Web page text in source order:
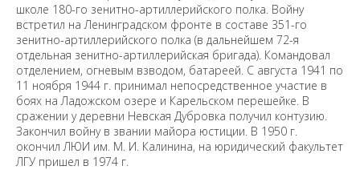
школе 180-го зенитно-артиллерийского полка. Войну
встретил на Ленинградском фронте в составе 351-го
зенитно-артиллерийского полка (в дальнейшем 72-я
отдельная зенитно-артиллерийская бригада). Командовал
отделением, огневым взводом, батареей. С августа 1941 по
11 ноября 1944 г. принимал непосредственное участие в
боях на Ладожском озере и Карельском перешейке. В
сражении у деревни Невская Дубровка получил контузию.
Закончил войну в звании майора юстиции. В 1950 г.
окончил ЛЮИ им. М. И. Калинина, на юридический факультет
ЛГУ пришел в 1974 г.